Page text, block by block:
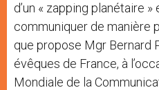
d’un « zapping planétaire
communiquer de manière
que propose Mgr Bernard
évêques de France, à
Mondiale de la